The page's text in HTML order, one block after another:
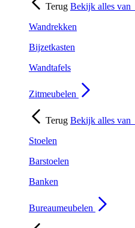
Terug Bekijk alles van
Wandrekken
Bijzetkasten
Wandtafels
Zitmeubelen
Terug Bekijk alles van
Stoelen
Barstoelen
Banken
Bureaumeubelen